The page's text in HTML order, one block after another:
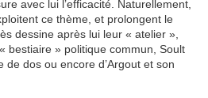
avec lui l’efficacité. Naturellement,
ce thème, et prolongent le
dessine après lui leur « atelier »,
bestiaire » politique commun, Soult
de dos ou encore d’Argout et son